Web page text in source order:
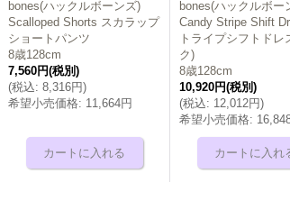
bones(ハックルボーンズ)
Scalloped Shorts スカラップ
ショートパンツ
8歳128cm
7,560円(税別)
(税込: 8,316円)
希望小売価格: 11,664円
bones(ハックルボー
Candy Stripe Shift
トライプシフトドレ
ク)
8歳128cm
10,920円(税別)
(税込: 12,012円)
希望小売価格: